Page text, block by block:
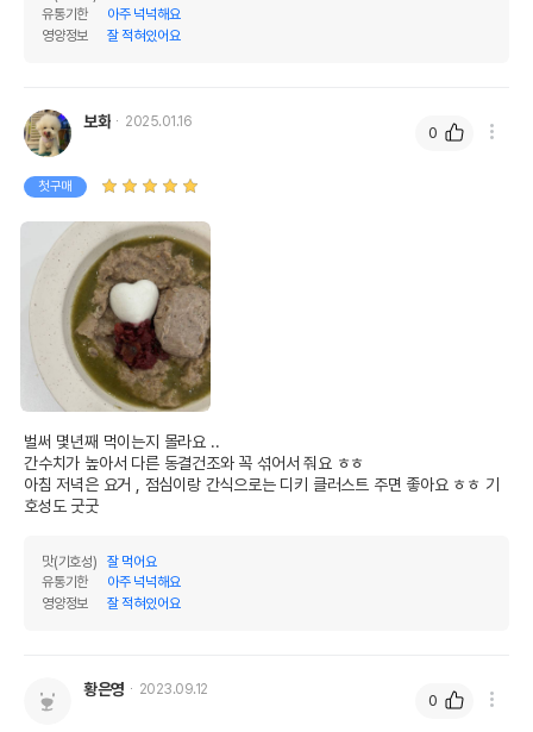
유통기한
아주 넉넉해요
영양정보
잘 적혀있어요
보화 2025.01.16
첫구매
벌써 몇년째 먹이는지 몰라요 ..
간수치가 높아서 다른 동결건조와 꼭 섞어서 줘요 ㅎㅎ
아침 저녁은 요거 , 점심이랑 간식으로는 디키 클러스트 주면 좋아요 ㅎㅎ 기
호성도 굿굿
맛(기호성)
잘 먹어요
유통기한
아주 넉넉해요
영양정보
잘 적혀있어요
0
황은영 2023.09.12
0